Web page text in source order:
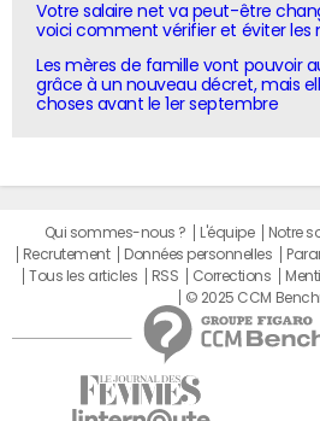
Votre salaire net va peut-être
voici comment vérifier et éviter les
Les mères de famille vont pouvoir
grâce à un nouveau décret, mais
choses avant le 1er septembre
Qui sommes-nous ? L'équipe Notre
Recrutement
Données personnelles
Tous les articles
RSS Corrections
© 2025 CCM